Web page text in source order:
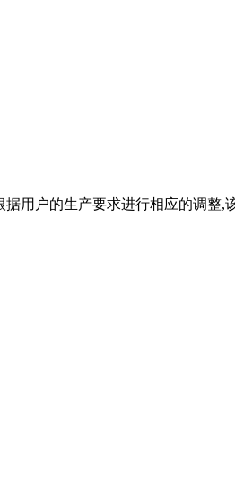
据用户的生产要求进行相应的调整,